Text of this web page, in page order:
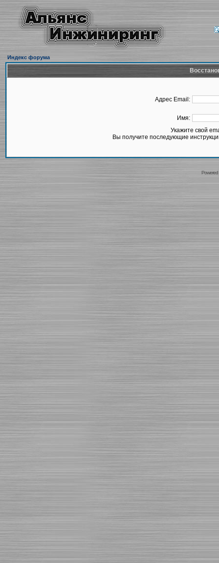
Индекс форума
Адрес Email:
Имя:
Укажите свой
Вы получите последующие